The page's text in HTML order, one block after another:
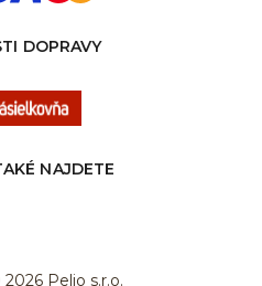
DOPRAVY
NAJDETE
Pelio s.r.o.